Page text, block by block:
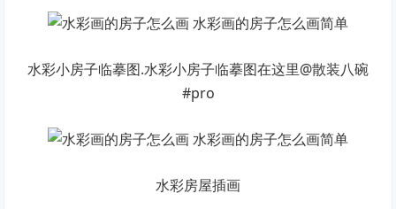
水彩小房子临摹图.水彩小房子临摹图在这里@散装八碗
#pro
水彩房屋插画